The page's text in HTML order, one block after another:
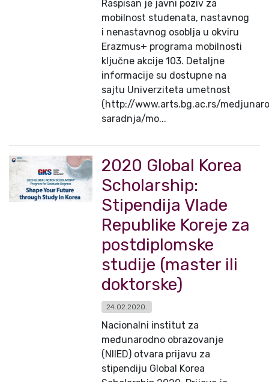
Raspisan je javni poziv za
mobilnost studenata, nastavnog
i nenastavnog osoblja u okviru
Erazmus+ programa mobilnosti
ključne akcije 103. Detaljne
informacije su dostupne na
sajtu Univerziteta umetnost
(http://www.arts.bg.ac.rs/
saradnja/mo...
2020 Global Korea
Scholarship:
Stipendija Vlade
Republike Koreje za
postdiplomske
studije (master ili
doktorske)
24.02.2020.
Nacionalni institut za
međunarodno obrazovanje
(NIIED) otvara prijavu za
stipendiju Global Korea